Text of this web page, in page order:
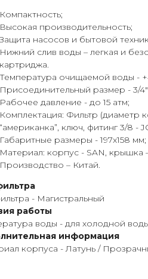
Компактность;
Высокая производительность;
Защита насосов и бытовой
Нижний слив воды – легкая и
картриджа.
Температура очищаемой воды -
Присоединительный размер - 3/
Рабочее давление - до 15 атм;
Комплектация: Фильтр (диаметр
“американка”, ключ, фитинг 3/8 -
Габаритные размеры - 197x158 мм;
Материал: корпус - SAN, крышка
Производство – Китай.
- Магистральный
работы
воды - для холодной
информация
корпуса - Латунь /